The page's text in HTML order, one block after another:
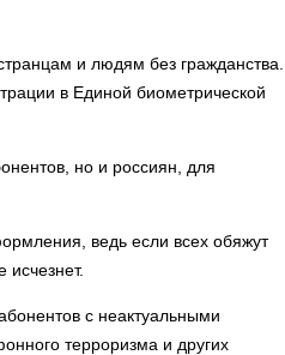
и людям без гражданства.
в Единой биометрической
но и россиян, для
ведь если всех обяжут
исчезнет.
с неактуальными
терроризма и других